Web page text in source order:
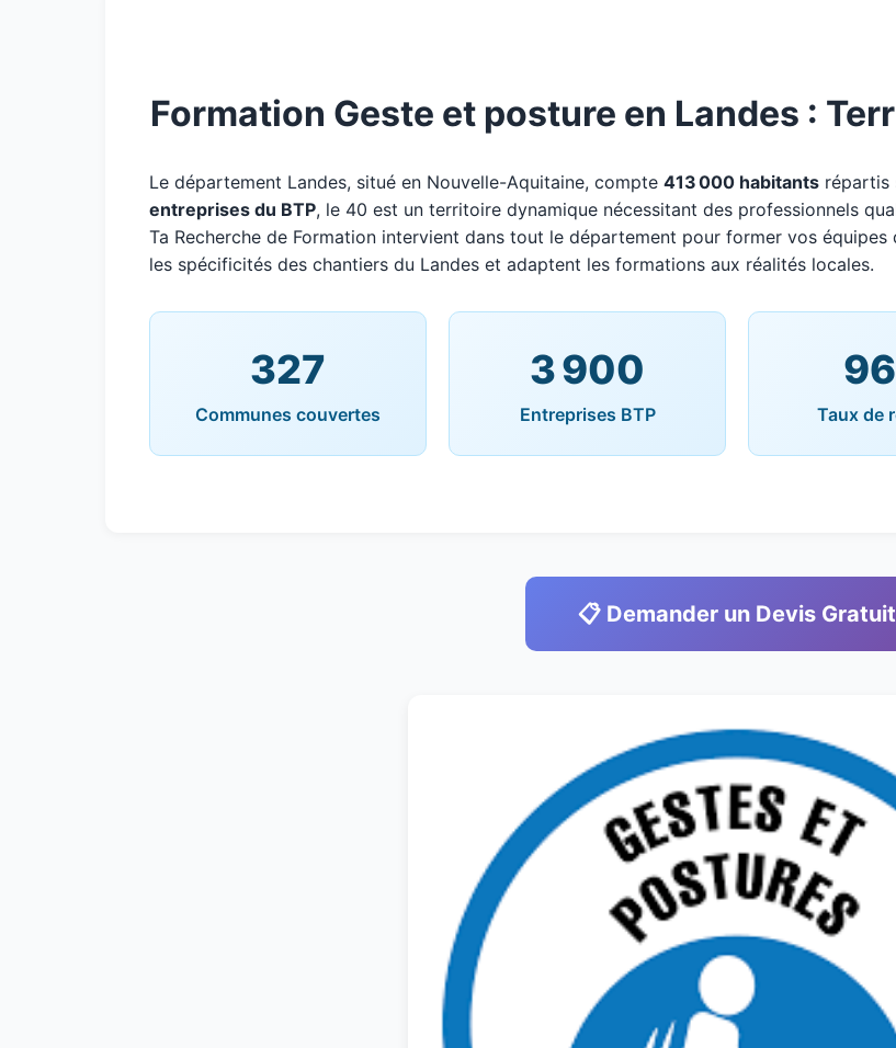
Formation Geste et posture en Landes :
Le département Landes, situé en Nouvelle-Aquitaine, compte 413 000 habitants répartis
entreprises du BTP, le 40 est un territoire dynamique nécessitant des professionnels
Ta Recherche de Formation intervient dans tout le département pour former vos
les spécificités des chantiers du Landes et adaptent les formations aux réalités locales.
327
Communes couvertes
3 900
Entreprises BTP Taux de
📋 Demander un Devis Gratuit